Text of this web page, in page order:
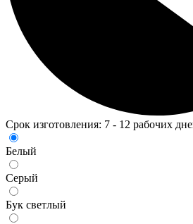
Срок изготовления: 7 - 12 рабочих
Белый
Серый
Бук светлый